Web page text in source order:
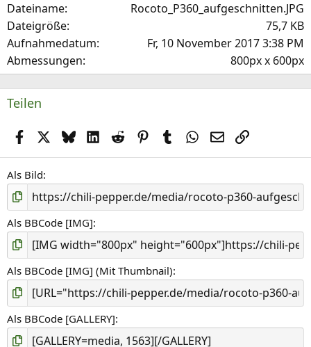
Dateiname
Rocoto_P360_aufgeschnitten.JPG
Dateigröße
75,7 KB
Aufnahmedatum
Fr, 10 November 2017 3:38 PM
Abmessungen
800px x 600px
Teilen
FacebookX (Twitter)
BlueskyLinkedIn
Reddit PinterestTumblrWhatsApp
E-MailLink
Als Bild
Als BBCode [IMG]
Als BBCode [IMG] (Mit Thumbnail)
Als BBCode [GALLERY]